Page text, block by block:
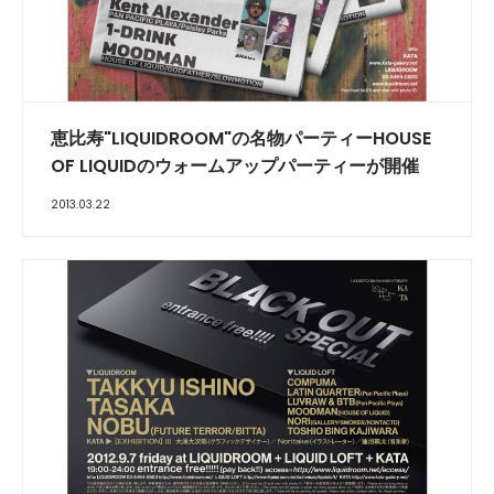
恵比寿"LIQUIDROOM"の名物パーティーHOUSE
OF LIQUIDのウォームアップパーティーが開催
2013.03.22